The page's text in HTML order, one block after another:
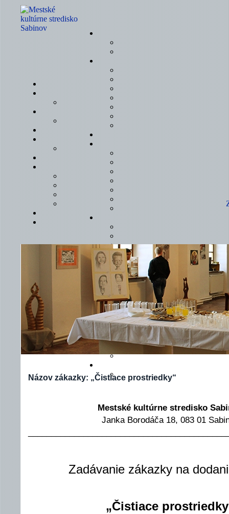
Názov zákazky: „Čistiace prostriedky“
Mestské kultúrne stredisko
Janka Borodáča 18, 083 01
Zadávanie zákazky na
„Čistiace